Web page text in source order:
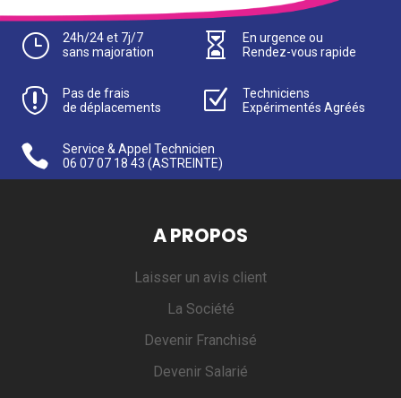
}
24h/24 et 7j/7
sans majoration

En urgence ou
Rendez-vous rapide

Pas de frais
de déplacements
Z
Techniciens
Expérimentés Agréés

Service & Appel Technicien
06 07 07 18 43 (ASTREINTE)
A PROPOS
Laisser un avis client
La Société
Devenir Franchisé
Devenir Salarié